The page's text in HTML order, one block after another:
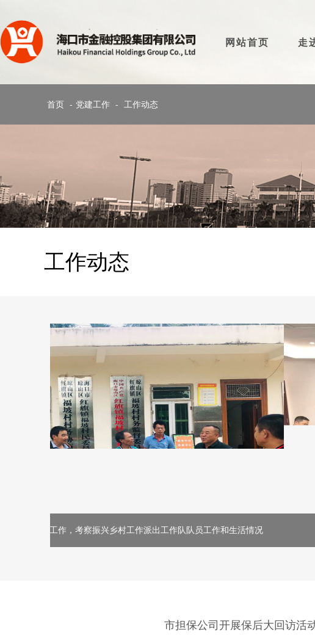
网站首页 走
首页 - 党建工作 - 工作动态
工作动态
市纪监委派驻国资委纪检组到市金控公司督察指导党
市担保公司开展保后大回访活